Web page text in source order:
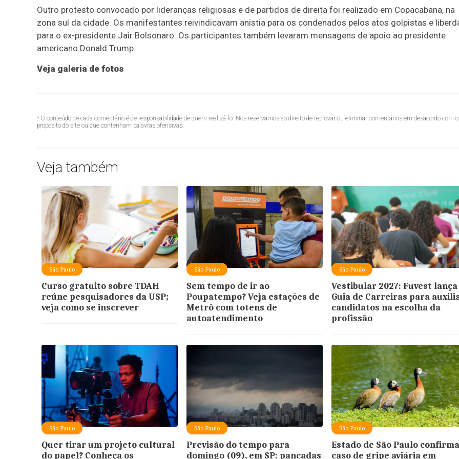
Outro protesto convocado por lideranças religiosas e de partidos de direita foi realizado em Copacabana, na
zona sul da cidade. Os manifestantes reivindicavam anistia para os condenados pelos atos golpistas e
para o ex-presidente Jair Bolsonaro. Os participantes também levaram mensagens de apoio ao presidente
americano Donald Trump.
Veja galeria de fotos
* O conteúdo de cada comentário é de responsabilidade de quem realizá-lo. Nos reservamos ao direito de reprovar ou eliminar comentários em desacordo com o
propósito do site ou que contenham palavras ofensivas.
Veja também
São Paulo
Curso gratuito sobre TDAH
reúne pesquisadores da USP;
veja como se inscrever
São Paulo
Sem tempo de ir ao
Poupatempo? Veja estações de
Metrô com totens de
autoatendimento
São Paulo
Vestibular 2027: Fuvest lança
Guia de Carreiras para
candidatos na escolha da
profissão
São Paulo
Quer tirar um projeto cultural
do papel? Conheça os
São Paulo
Previsão do tempo para
domingo (09), em SP: pancadas
São Paulo
Estado de São Paulo
caso de gripe aviária em